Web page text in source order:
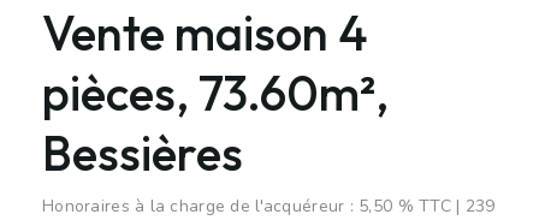
Vente maison 4
pièces, 73.60m²,
Bessières
Honoraires à la charge de l'acquéreur : 5,50 % TTC | 239